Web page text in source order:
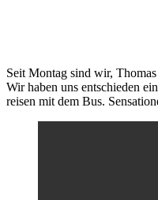
Seit Montag sind wir,
Wir haben uns entschieden
reisen mit dem Bus.